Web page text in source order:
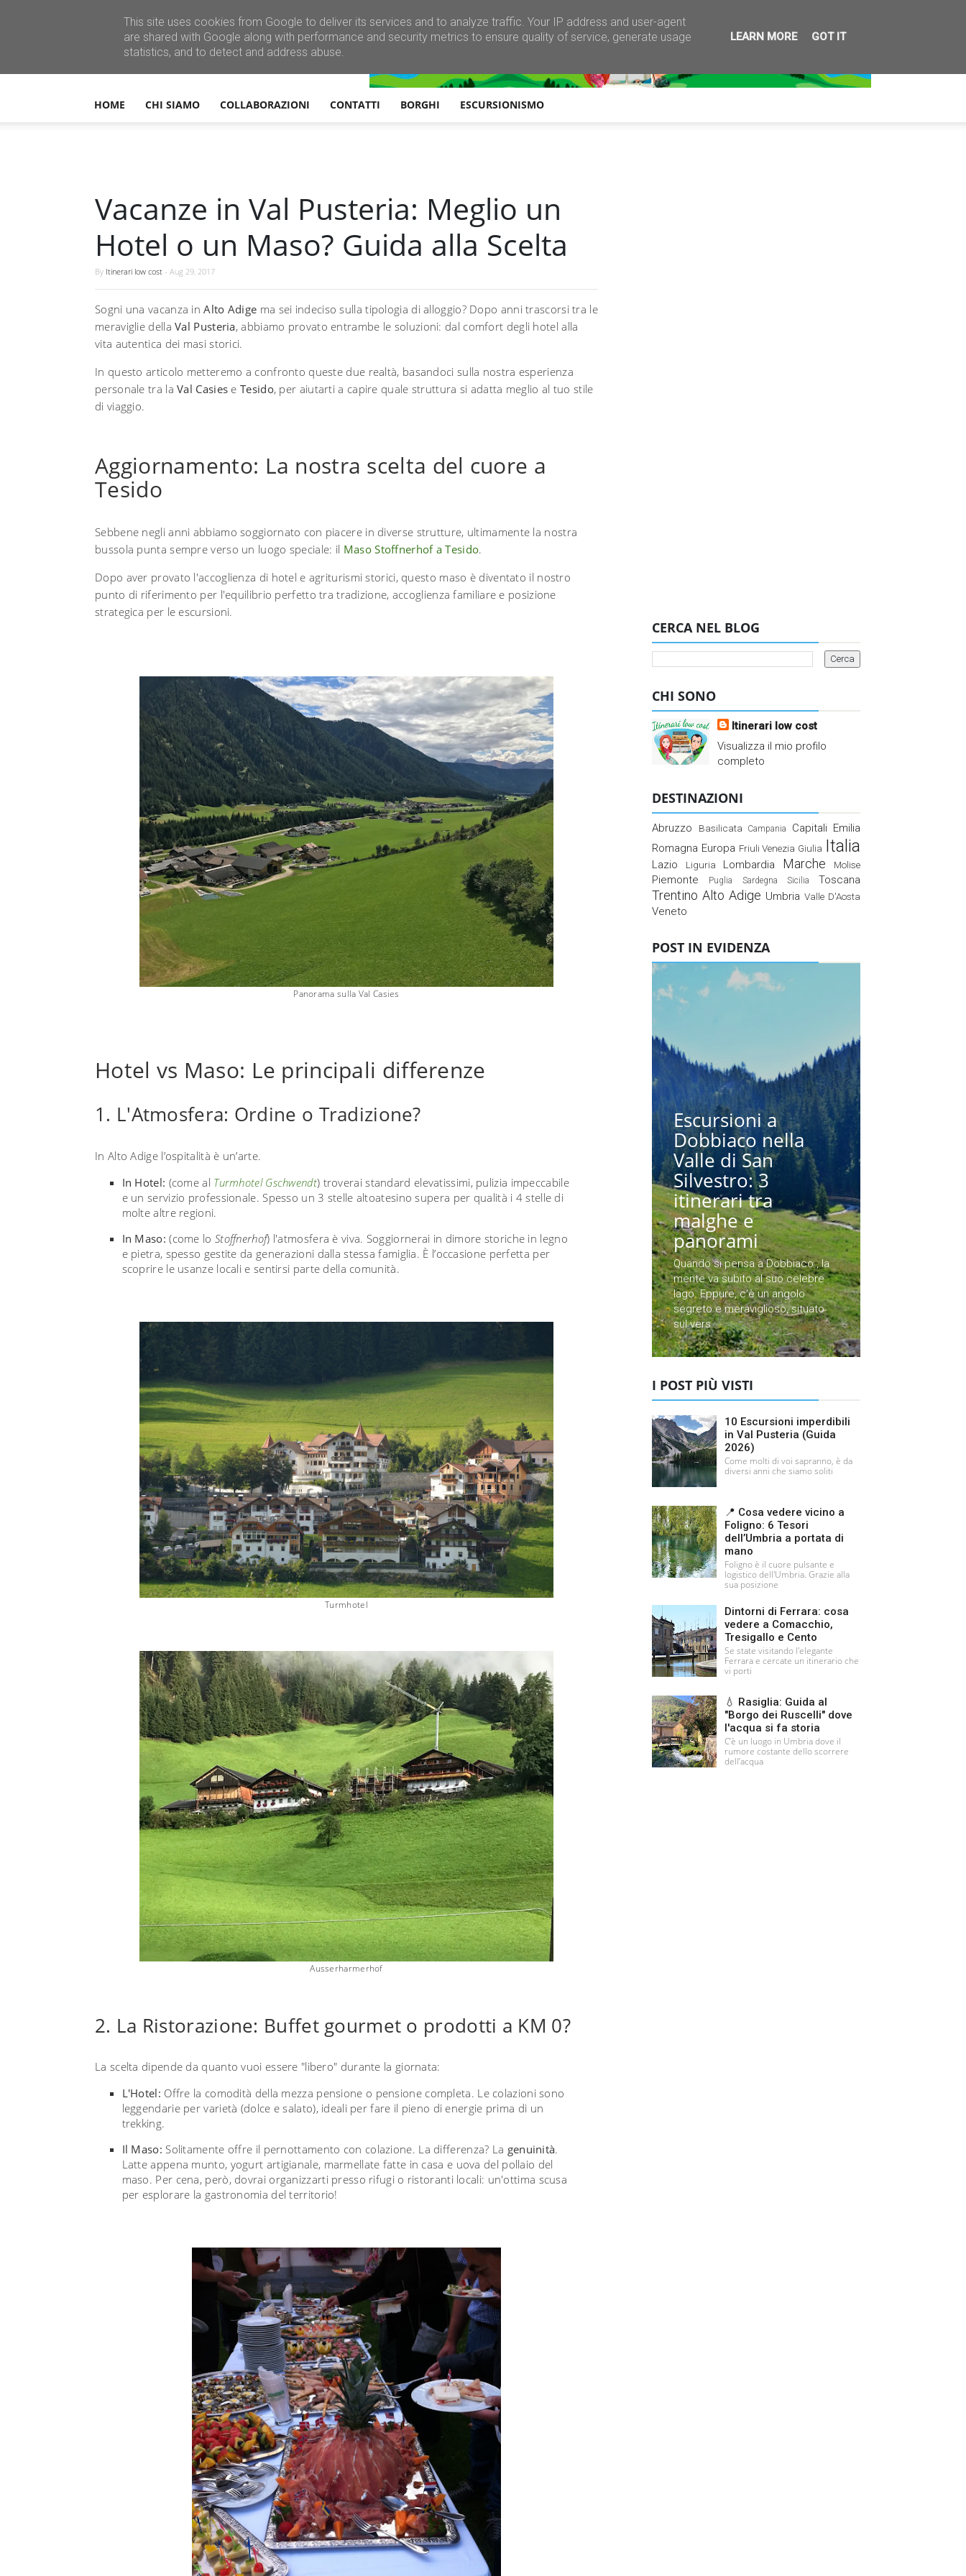
HOME CHI SIAMO COLLABORAZIONI CONTATTI BORGHI ESCURSIONISMO
Vacanze in Val Pusteria: Meglio un
Hotel o un Maso? Guida alla Scelta
By Itinerari low cost - Aug 29, 2017
Sogni una vacanza inAlto Adige ma sei indeciso sulla tipologia di alloggio? Dopo anni trascorsi tra le
meraviglie dellaVal Pusteria, abbiamo provato entrambe le soluzioni: dal comfort degli hotel alla
vita autentica dei masi storici.
In questo articolo metteremo a confronto queste due realtà, basandoci sulla nostra esperienza
personale tra laVal Casies eTesido, per aiutarti a capire quale struttura si adatta meglio al tuo stile
di viaggio.
Aggiornamento: La nostra scelta del cuore a
Tesido
Sebbene negli anni abbiamo soggiornato con piacere in diverse strutture, ultimamente la nostra
bussola punta sempre verso un luogo speciale: il Maso Stoffnerhof a Tesido.
Dopo aver provato l'accoglienza di hotel e agriturismi storici, questo maso è diventato il nostro
punto di riferimento per l'equilibrio perfetto tra tradizione, accoglienza familiare e posizione
strategica per le escursioni.
Panorama sulla Val Casies
Hotel vs Maso: Le principali differenze
1. L'Atmosfera: Ordine o Tradizione?
In Alto Adige l’ospitalità è un’arte.
In Hotel: (come al Turmhotel Gschwendt) troverai standard elevatissimi, pulizia impeccabile
e un servizio professionale. Spesso un 3 stelle altoatesino supera per qualità i 4 stelle di
molte altre regioni.
In Maso: (come lo Stoffnerhof) l'atmosfera è viva. Soggiornerai in dimore storiche in legno
e pietra, spesso gestite da generazioni dalla stessa famiglia. È l’occasione perfetta per
scoprire le usanze locali e sentirsi parte della comunità.
Turmhotel
Ausserharmerhof
2. La Ristorazione: Buffet gourmet o prodotti a KM 0?
La scelta dipende da quanto vuoi essere "libero" durante la giornata:
L'Hotel: Offre la comodità della mezza pensione o pensione completa. Le colazioni sono
leggendarie per varietà (dolce e salato), ideali per fare il pieno di energie prima di un
trekking.
Il Maso: Solitamente offre il pernottamento con colazione. La differenza? La genuinità.
Latte appena munto, yogurt artigianale, marmellate fatte in casa e uova del pollaio del
maso. Per cena, però, dovrai organizzarti presso rifugi o ristoranti locali: un'ottima scusa
per esplorare la gastronomia del territorio!
CERCA NEL BLOG
CHI SONO
Itinerari low cost
Visualizza il mio profilo
completo
DESTINAZIONI
Abruzzo Basilicata Campania Capitali Emilia
Romagna Europa Friuli Venezia Giulia Italia
Lazio Liguria Lombardia Marche Molise
Piemonte Puglia Sardegna Sicilia Toscana
Trentino Alto Adige Umbria Valle D'Aosta
Veneto
POST IN EVIDENZA
Escursioni a
Dobbiaco nella
Valle di San
Silvestro: 3
itinerari tra
malghe e
panorami
Quando si pensa a Dobbiaco , la
mente va subito al suo celebre
lago. Eppure, c'è un angolo
segreto e meraviglioso, situato
sul vers...
I POST PIÙ VISTI
10 Escursioni imperdibili
in Val Pusteria (Guida
2026)
Come molti di voi sapranno, è da
diversi anni che siamo soliti
📍 Cosa vedere vicino a
Foligno: 6 Tesori
dell’Umbria a portata di
mano
Foligno è il cuore pulsante e
logistico dell'Umbria. Grazie alla
sua posizione
Dintorni di Ferrara: cosa
vedere a Comacchio,
Tresigallo e Cento
Se state visitando l'elegante
Ferrara e cercate un itinerario che
vi porti
💧 Rasiglia: Guida al
"Borgo dei Ruscelli" dove
l'acqua si fa storia
C’è un luogo in Umbria dove il
rumore costante dello scorrere
dell’acqua
This site uses cookies from Google to deliver its services and to analyze traffic. Your IP address and user-agent
are shared with Google along with performance and security metrics to ensure quality of service, generate usage
statistics, and to detect and address abuse.
LEARN MORE GOT IT